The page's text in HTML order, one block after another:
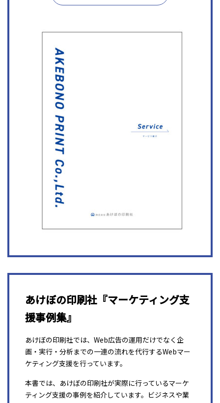
あけぼの印刷社『マーケティング支
援事例集』
あけぼの印刷社では、Web広告の運用だけでなく企
画・実行・分析までの一連の流れを代行するWebマー
ケティング支援を行っています。
本書では、あけぼの印刷社が実際に行っているマーケ
ティング支援の事例を紹介しています。ビジネスや業